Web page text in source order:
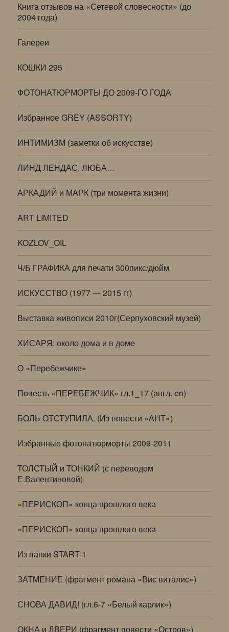
Книга отзывов на «Сетевой словесности» (до
2004 года)
Галереи
КОШКИ 295
ФОТОНАТЮРМОРТЫ ДО 2009-ГО ГОДА
Избранное GREY (ASSORTY)
ИНТИМИЗМ (заметки об искусстве)
ЛИНД ЛЕНДАС, ЛЮБА…
АРКАДИЙ и МАРК (три момента жизни)
ART LIMITED
KOZLOV_OIL
Ч/Б ГРАФИКА для печати 300пикс/дюйм
ИСКУССТВО (1977 — 2015 гг)
Выставка живописи 2010г(Серпуховский музей)
ХИСАРЯ: около дома и в доме
О «Перебежчике»
Повесть «ПЕРЕБЕЖЧИК» гл.1_17 (англ. en)
БОЛЬ ОТСТУПИЛА. (Из повести «АНТ»)
Избранные фотонатюрморты 2009-2011
ТОЛСТЫЙ и ТОНКИЙ (с переводом
Е.Валентиновой)
«ПЕРИСКОП» конца прошлого века
«ПЕРИСКОП» конца прошлого века
Из папки START-1
ЗАТМЕНИЕ (фрагмент романа «Вис виталис»)
СНОВА ДАВИД! (гл.6-7 «Белый карлик»)
ОКНА и ДВЕРИ (фрагмент повести «Остров»)